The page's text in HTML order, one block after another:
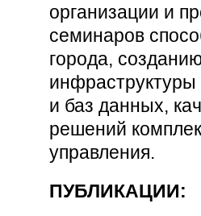
организации и
семинаров
города,
инфраструктуры
и баз данных,
решений
управления.
ПУБЛИКАЦИИ: